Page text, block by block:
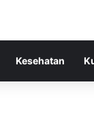
Kesehatan